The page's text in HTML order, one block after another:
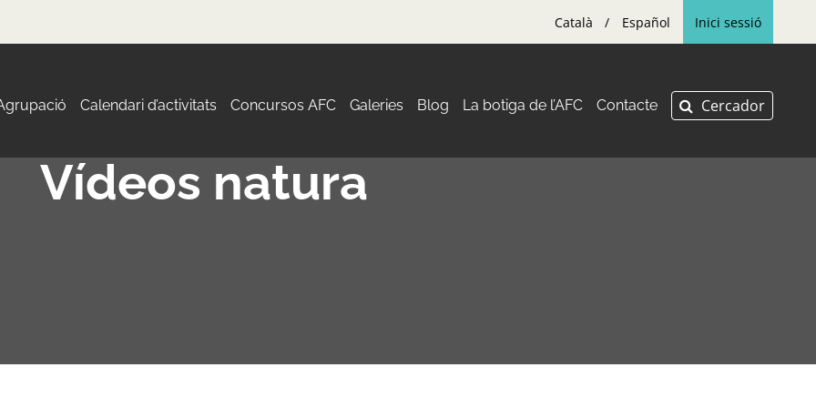
Català Español Inici sessió
Agrupació Calendari d’activitats Concursos AFC Galeries Blog La botiga de l’AFC Contacte
Vídeos natura